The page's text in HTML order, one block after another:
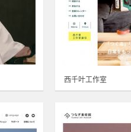
西千叶工作室